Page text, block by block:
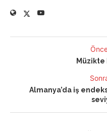
Almanya’da iş